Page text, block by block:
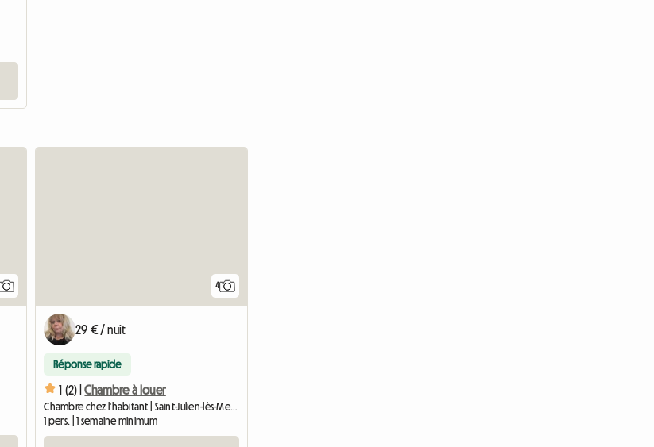
4
29 € / nuit
Réponse rapide
1 (2) | Chambre à louer
Chambre chez l'habitant | Saint-Julien-lès-Metz (57070) | 25 M2
1 pers. | 1 semaine minimum